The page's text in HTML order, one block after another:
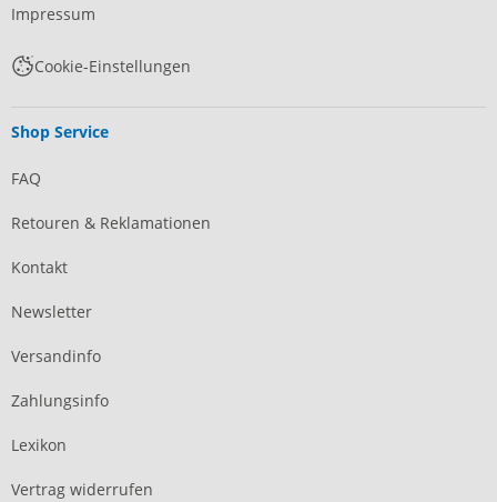
Impressum
Cookie-Einstellungen
Shop Service
FAQ
Retouren & Reklamationen
Kontakt
Newsletter
Versandinfo
Zahlungsinfo
Lexikon
Vertrag widerrufen